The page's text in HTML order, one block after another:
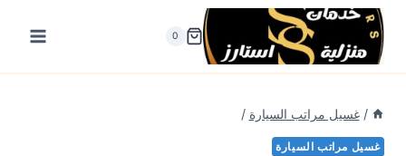
التجاوز
المحتوى
0
/ غسيل مراتب السيارة /
غسيل مراتب السيارة